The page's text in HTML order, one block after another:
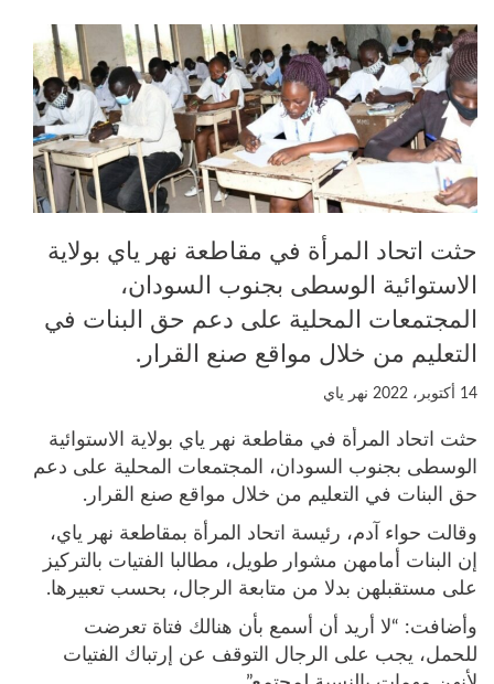
حثت اتحاد المرأة في مقاطعة نهر ياي بولاية
الاستوائية الوسطى بجنوب السودان،
المجتمعات المحلية على دعم حق البنات في
التعليم من خلال مواقع صنع القرار.
14 أكتوبر، 2022 نهر ياي
حثت اتحاد المرأة في مقاطعة نهر ياي بولاية الاستوائية
الوسطى بجنوب السودان، المجتمعات المحلية على دعم
حق البنات في التعليم من خلال مواقع صنع القرار.
وقالت حواء آدم، رئيسة اتحاد المرأة بمقاطعة نهر ياي،
إن البنات أمامهن مشوار طويل، مطالبا الفتيات بالتركيز
على مستقبلهن بدلا من متابعة الرجال، بحسب تعبيرها.
وأضافت: “لا أريد أن أسمع بأن هنالك فتاة تعرضت
للحمل، يجب على الرجال التوقف عن إرتباك الفتيات